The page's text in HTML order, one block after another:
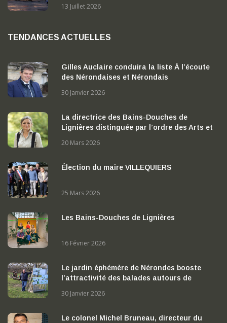
13 Juillet 2026
TENDANCES ACTUELLES
Gilles Auclaire conduira la liste À l’écoute
des Nérondaises et Nérondais
30 Janvier 2026
La directrice des Bains-Douches de
Lignières distinguée par l’ordre des Arts et
20 Mars 2026
Élection du maire VILLEQUIERS
25 Mars 2026
Les Bains-Douches de Lignières
16 Février 2026
Le jardin éphémère de Nérondes booste
l’attractivité des balades autours de
30 Janvier 2026
Le colonel Michel Bruneau, directeur du